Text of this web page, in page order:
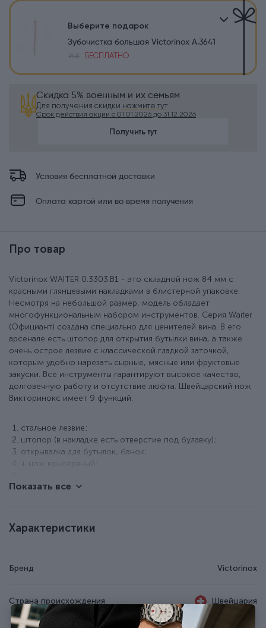
Выберите подарок
Зубочистка большая Victorinox A.3641
18 ₴
БЕСПЛАТНО
Скидка 5% военным и их семьям
Для получения скидки нажмите тут
Срок действия акции с 01.01.2026 до 31.12.2026
Получить тут
Условия бесплатной доставки
Оплата картой или во время получения
Про товар
Victorinox WAITER 0.3303.B1 - это складной нож 84 мм с
красными глянцевыми накладками в блистерной упаковке.
Несмотря на небольшой размер, модель обладает
многофункциональным набором инструментов. Серия Waiter
(Официант) создана специально для ценителей вина. В его
арсенале есть штопор для открытия бутылки вина, а также
очень острое лезвие с классической гладкой заточкой,
которым удобно нарезать сырные, мясные или фруктовые
закуски. Все инструменты гарантируют высокое качество,
долговечную работу и отсутствие люфта. Швейцарский нож
Викторинокс имеет 9 функций:
стальное лезвие;
штопор (в накладке есть отверстие под булавку);
открывалка для бутылок, банок;
+ нож консервный;
+ паз для зачистки проводов;
Вес - 35 г.
9 функций.
Инструменты изготовлены из нержавеющей стали.
Накладки из ударопрочного пластика с логотипом бренда.
Показать все
Характеристики
Бренд Victorinox
Страна происхождения Швейцария